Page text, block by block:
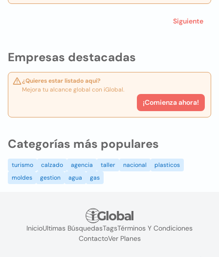
Empresas destacadas
¿Quieres estar listado aquí?
Mejora tu alcance global con iGlobal.
¡Comienza ahora!
Siguiente
Categorías más populares
turismo calzado agencia taller nacional
plasticos
moldes
gestion agua gas
InicioUltimas BúsquedasTagsTérminos Y Condiciones
ContactoVer Planes